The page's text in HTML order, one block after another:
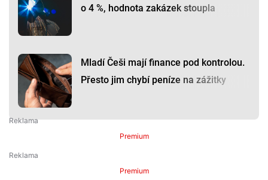
o 4 %, hodnota zakázek stoupla
Mladí Češi mají finance pod kontrolou.
Přesto jim chybí peníze na zážitky
Premium
Premium